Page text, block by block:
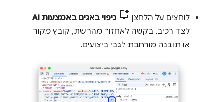
לוחצים על הלחצן
ניפוי באגים באמצעות AI
לצד רכיב, בקשה לאחזור מהרשת, קובץ מקור
או תובנה מורחבת לגבי ביצועים.